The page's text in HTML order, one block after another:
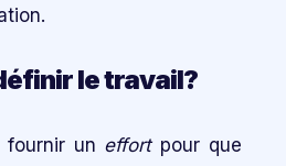
le travail?
fournir un effortpour que